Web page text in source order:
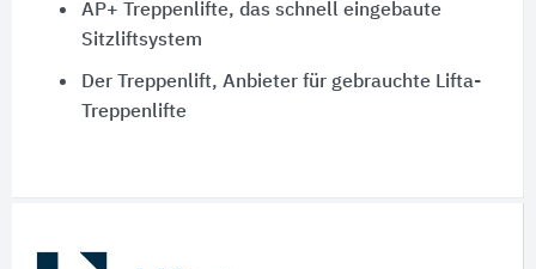
AP+ Treppenlifte, das schnell eingebaute
Sitzliftsystem
Der Treppenlift, Anbieter für gebrauchte Lifta-
Treppenlifte